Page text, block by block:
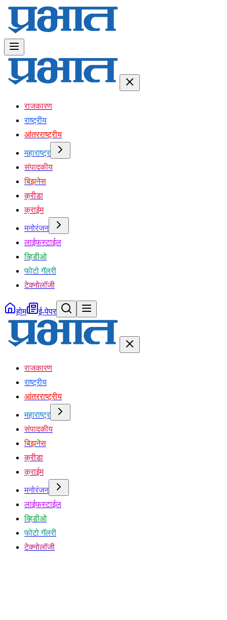
राजकारण
राष्ट्रीय
आंतरराष्ट्रीय
महाराष्ट्र
संपादकीय
बिझनेस
क्रीडा
क्राईम
मनोरंजन
लाईफस्टाईल
व्हिडीओ
फोटो गॅलरी
टेक्नोलॉजी
होम ई-पेपर
राजकारण
राष्ट्रीय
आंतरराष्ट्रीय
महाराष्ट्र
संपादकीय
बिझनेस
क्रीडा
क्राईम
मनोरंजन
लाईफस्टाईल
व्हिडीओ
फोटो गॅलरी
टेक्नोलॉजी